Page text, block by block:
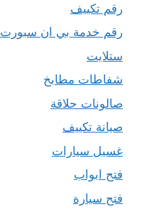
رقم تكييف
رقم خدمة بي ان سبورت
ستلايت
شفاطات مطابخ
صالونات حلاقة
صيانة تكييف
غسيل سيارات
فتح ابواب
فتح سيارة